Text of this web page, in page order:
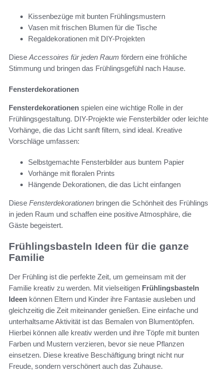
Kissenbezüge mit bunten Frühlingsmustern
Vasen mit frischen Blumen für die Tische
Regaldekorationen mit DIY-Projekten
Diese Accessoires für jeden Raum fördern eine fröhliche
Stimmung und bringen das Frühlingsgefühl nach Hause.
Fensterdekorationen
Fensterdekorationen spielen eine wichtige Rolle in der
Frühlingsgestaltung. DIY-Projekte wie Fensterbilder oder leichte
Vorhänge, die das Licht sanft filtern, sind ideal. Kreative
Vorschläge umfassen:
Selbstgemachte Fensterbilder aus buntem Papier
Vorhänge mit floralen Prints
Hängende Dekorationen, die das Licht einfangen
Diese Fensterdekorationen bringen die Schönheit des Frühlings
in jeden Raum und schaffen eine positive Atmosphäre, die
Gäste begeistert.
Frühlingsbasteln Ideen für die ganze
Familie
Der Frühling ist die perfekte Zeit, um gemeinsam mit der
Familie kreativ zu werden. Mit vielseitigen Frühlingsbasteln
Ideen können Eltern und Kinder ihre Fantasie ausleben und
gleichzeitig die Zeit miteinander genießen. Eine einfache und
unterhaltsame Aktivität ist das Bemalen von Blumentöpfen.
Hierbei können alle kreativ werden und ihre Töpfe mit bunten
Farben und Mustern verzieren, bevor sie neue Pflanzen
einsetzen. Diese kreative Beschäftigung bringt nicht nur
Freude, sondern verschönert auch das Zuhause.